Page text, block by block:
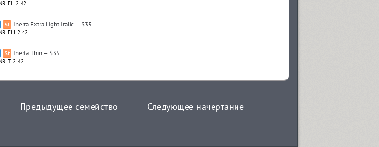
Inerta Extra Light Italic — $35
Inerta Thin — $35
Предыдущее семейство Следующее начертание